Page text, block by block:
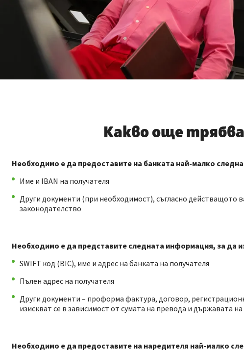
Какво още
Необходимо е да предоставите на банката най-малко
Име и IBAN на получателя
Други документи (при необходимост), съгласно действащото
законодателство
Необходимо е да представите следната информация, за да
SWIFT код (BIC), име и адрес на банката на получателя
Пълен адрес на получателя
Други документи – проформа фактура, договор,
изискват се в зависимост от сумата на превода и държавата на
Необходимо е да предоставите на наредителя най-малко